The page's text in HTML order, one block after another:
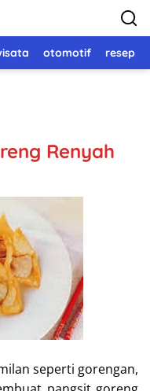
otomotif resep
Renyah
seperti gorengan,